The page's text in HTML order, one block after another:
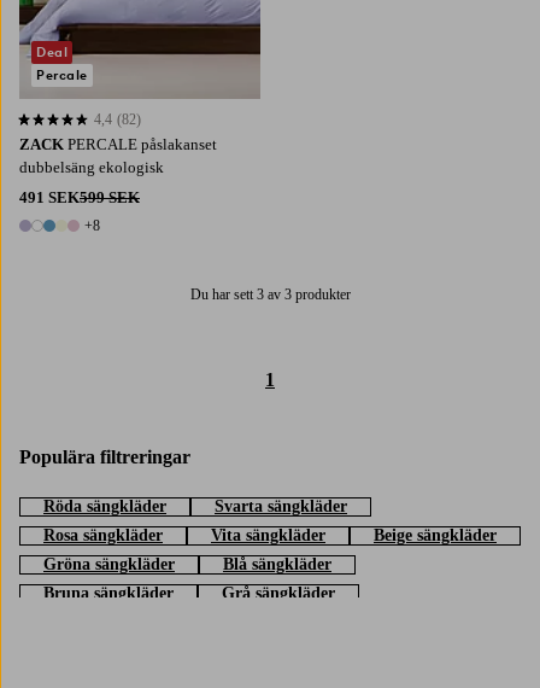
ZACK PERCALE påslakanset
dubbelsäng ekologisk
491 SEK599 SEK
13 färger
+8
4,4 baserat på 82 st betyg
4,4 (82)
Deal
Percale
Du har sett 3 av 3 produkter
1
Populära filtreringar
Röda sängkläder
Svarta sängkläder
Rosa sängkläder
Vita sängkläder
Beige sängkläder
Gröna sängkläder
Blå sängkläder
Bruna sängkläder
Grå sängkläder